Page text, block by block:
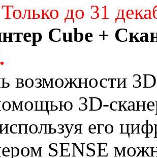
Только до 31
Cube +
возможности
3D-
его
SENSE